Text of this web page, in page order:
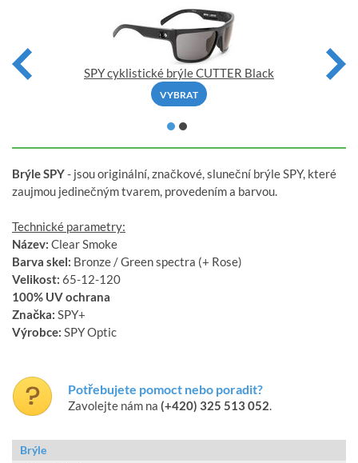
SPY cyklistické brýle CUTTER Black
VYBRAT
Brýle SPY- jsou originální, značkové, sluneční brýle SPY, které
zaujmou jedinečným tvarem, provedením a barvou.
Technické parametry:
Název: Clear Smoke
Barva skel: Bronze / Green spectra (+ Rose)
Velikost: 65-12-120
100% UV ochrana
Značka: SPY+
Výrobce: SPY Optic
Potřebujete pomoct nebo poradit?
Zavolejte nám na (+420) 325 513 052
Brýle